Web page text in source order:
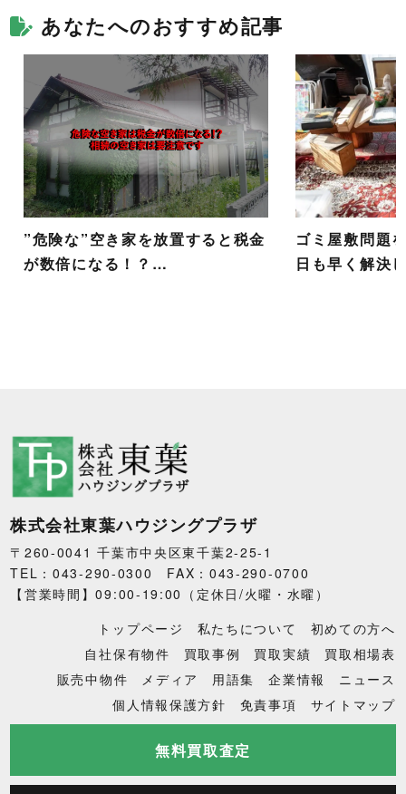
あなたへのおすすめ記事
”危険な”空き家を放置すると税金
が数倍になる！？…
ゴミ屋敷問題
日も早く解決
株式会社東葉ハウジングプラザ
〒260-0041 千葉市中央区東千葉2-25-1
TEL：043-290-0300 FAX：043-290-0700
【営業時間】09:00-19:00（定休日/火曜・水曜）
トップページ
私たちについて
初めての方へ
自社保有物件
買取事例 買取実績
買取相場表
販売中物件
メディア 用語集 企業情報
ニュース
個人情報保護方針
免責事項 サイトマップ
無料買取査定